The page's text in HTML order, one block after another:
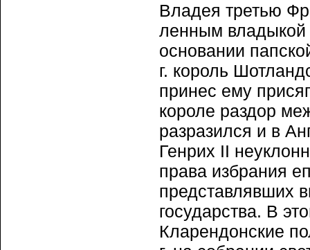
Владея третью
ленным владыкой
основании
г. король
принес ему
короле раздор
разразился и в
Генрих II
права избрания
представлявших
государства. В
Кларендонские